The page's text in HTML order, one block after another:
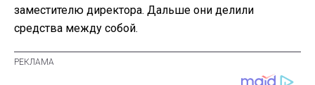
заместителю директора. Дальше они делили
средства между собой.